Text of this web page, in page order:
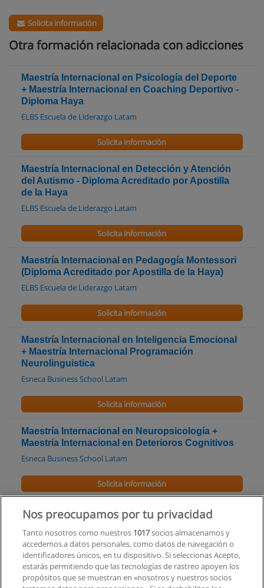
Solicita información
Otra formación relacionada con adicciones
Maestría Internacional en Psicología del Deporte
+ Maestría Internacional en Coaching Deportivo -
Diploma Haya
ELBS Escuela de Liderazgo Latam
Solicita información
Maestría Internacional en Detección y Atención
del Autismo - Diploma Acreditado por Apostilla
de la Haya
ELBS Escuela de Liderazgo Latam
Solicita información
Maestría Internacional en Pedagogía Montessori
(Diploma Acreditado por Apostilla de la Haya)
ELBS Escuela de Liderazgo Latam
Solicita información
Maestría Internacional en Inteligencia Emocional
+ Maestría Internacional Programación
Neurolinguistica
Esneca Business School Latam
Solicita información
Maestría Internacional en Neuropsicología +
Maestría Internacional en Deterioros Cognitivos
Esneca Business School Latam
Solicita información
Maestría Internacional en Psicología + Maestría
Internacional en Counselling y Gestalt
Esneca Business School Latam
Solicita información
Nos preocupamos por tu privacidad
Tanto nosotros como nuestros 1017socios almacenamos y
accedemos a datos personales, como datos de navegación o
identificadores únicos, en tu dispositivo. Si seleccionas Acepto,
estarás permitiendo que las tecnologías de rastreo apoyen los
propósitos que se muestran en «nosotros y nuestros socios